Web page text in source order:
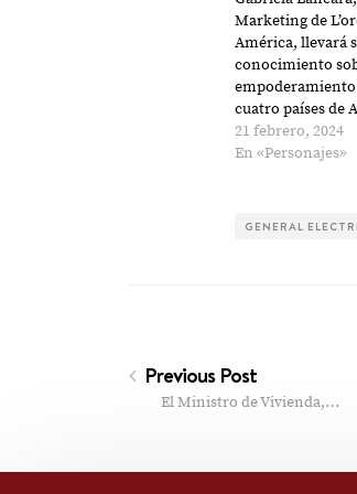
Marketing de
América, llevará
conocimiento
cuatro países de
21 febrero, 2024
En «Personajes»
GENERAL
Previous Post
El Ministro de Vivienda,…